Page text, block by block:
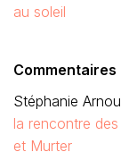
au soleil
Stéphanie
la rencontre
et Murter